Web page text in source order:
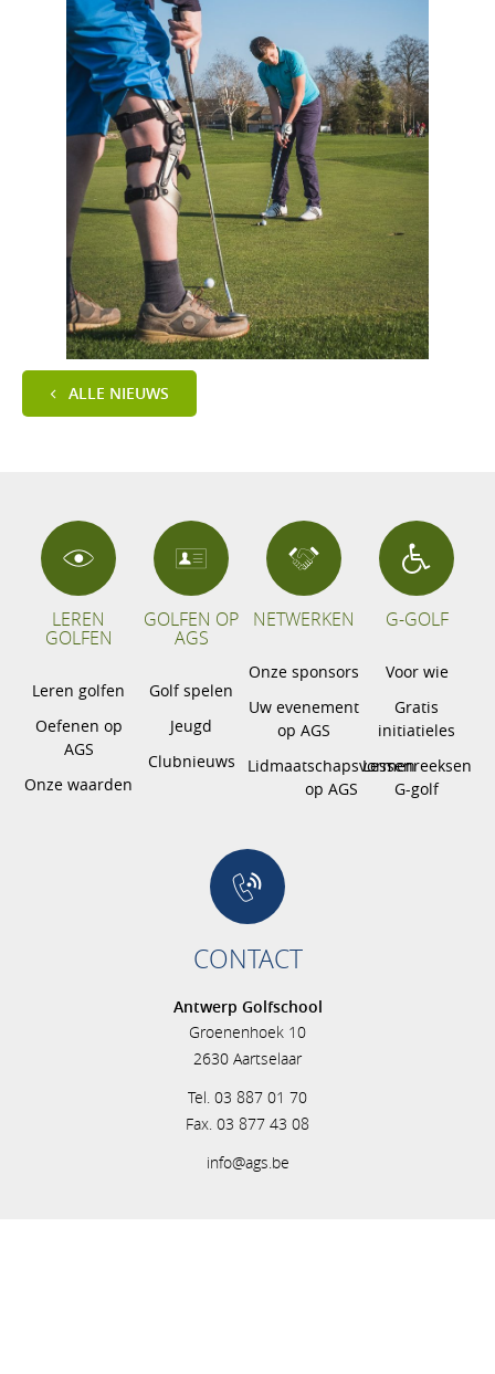
ALLE NIEUWS
LEREN
GOLFEN
Leren golfen
Oefenen op
AGS
Onze waarden
GOLFEN OP
AGS
Golf spelen
Jeugd
Clubnieuws
NETWERKEN
Onze sponsors
Uw evenement
op AGS
Lidmaatschapsvormen
op AGS
G-GOLF
Voor wie
Gratis
initiatieles
Lessenreeksen
G-golf
CONTACT
Antwerp Golfschool
Groenenhoek 10
2630 Aartselaar
Tel. 03 887 01 70
Fax. 03 877 43 08
info@ags.be